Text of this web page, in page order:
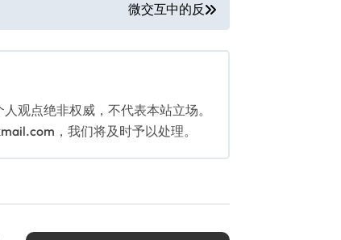
微交互中的反
观点绝非权威，不代表本站立场。
，我们将及时予以处理。